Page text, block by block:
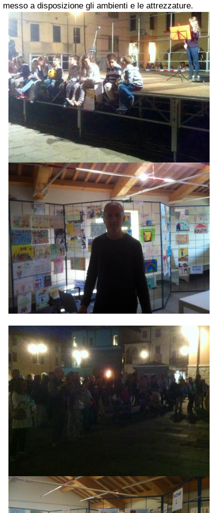
messo a disposizione gli ambienti e le attrezzature.